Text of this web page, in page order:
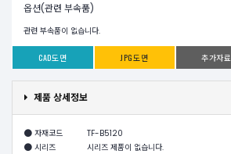
옵션(관련 부속품)
관련 부속품이 없습니다.
CAD도면 JPG도면 추가자료
제품 상세정보
자재코드
TF-B5120
시리즈
시리즈 제품이 없습니다.